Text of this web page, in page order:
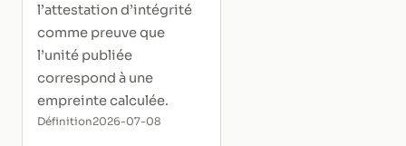
l’attestation d’intégrité
comme preuve que
l’unité publiée
correspond à une
empreinte calculée.
Définition2026-07-08